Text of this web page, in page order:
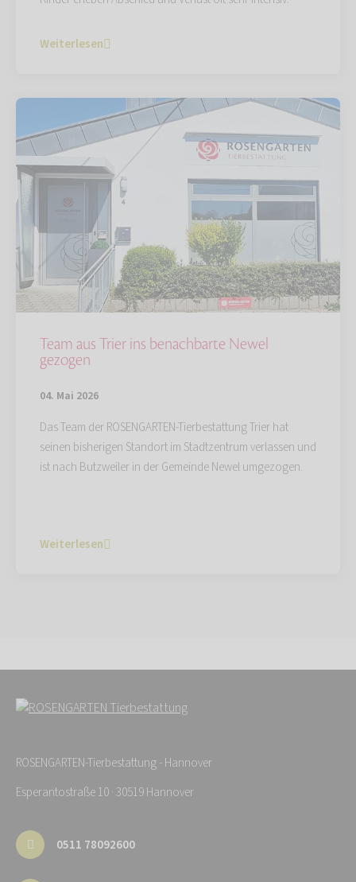
Weiterlesen
Team aus Trier ins benachbarte Newel
gezogen
04. Mai 2026
Das Team der ROSENGARTEN-Tierbestattung Trier hat
seinen bisherigen Standort im Stadtzentrum verlassen und
ist nach Butzweiler in der Gemeinde Newel umgezogen.
Weiterlesen
ROSENGARTEN-Tierbestattung - Hannover
Esperantostraße 10 · 30519 Hannover
0511 78092600